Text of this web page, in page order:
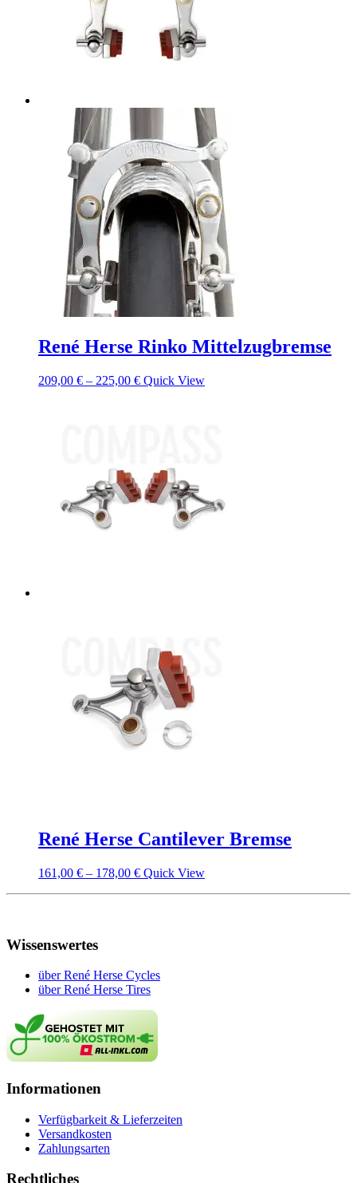
René Herse Rinko Mittelzugbremse
209,00 € – 225,00 € Quick View
René Herse Cantilever Bremse
161,00 € – 178,00 € Quick View
Wissenswertes
über René Herse Cycles
über René Herse Tires
Informationen
Verfügbarkeit & Lieferzeiten
Versandkosten
Zahlungsarten
Rechtliches